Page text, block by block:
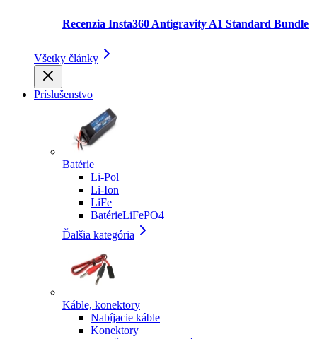
Recenzia Insta360 Antigravity A1 Standard Bundle
Všetky články
Príslušenstvo
Batérie
Li-Pol
Li-Ion
LiFe
BatérieLiFePO4
Ďalšia kategória
Káble, konektory
Nabíjacie káble
Konektory